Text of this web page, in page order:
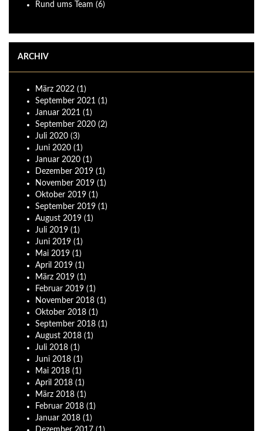
Rund ums Team (6)
ARCHIV
März 2022 (1)
September 2021 (1)
Januar 2021 (1)
September 2020 (2)
Juli 2020 (3)
Juni 2020 (1)
Januar 2020 (1)
Dezember 2019 (1)
November 2019 (1)
Oktober 2019 (1)
September 2019 (1)
August 2019 (1)
Juli 2019 (1)
Juni 2019 (1)
Mai 2019 (1)
April 2019 (1)
März 2019 (1)
Februar 2019 (1)
November 2018 (1)
Oktober 2018 (1)
September 2018 (1)
August 2018 (1)
Juli 2018 (1)
Juni 2018 (1)
Mai 2018 (1)
April 2018 (1)
März 2018 (1)
Februar 2018 (1)
Januar 2018 (1)